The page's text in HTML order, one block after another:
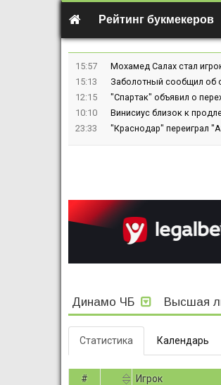
Рейтинг букмекеров
15:57
Мохамед Салах стал
15:13
Заболотный сообщил об
12:15
"Спартак" объявил о
10:10
Винисиус близок к
23:33
"Краснодар" переиграл
Динамо ЧБ Высшая
Статистика Календарь
# Игрок